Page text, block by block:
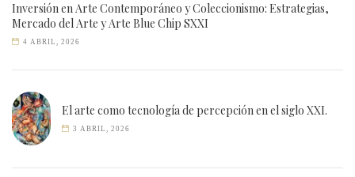
Inversión en Arte Contemporáneo y Coleccionismo: Estrategias,
Mercado del Arte y Arte Blue Chip SXXI
4 ABRIL, 2026
El arte como tecnología de percepción en el siglo XXI.
3 ABRIL, 2026